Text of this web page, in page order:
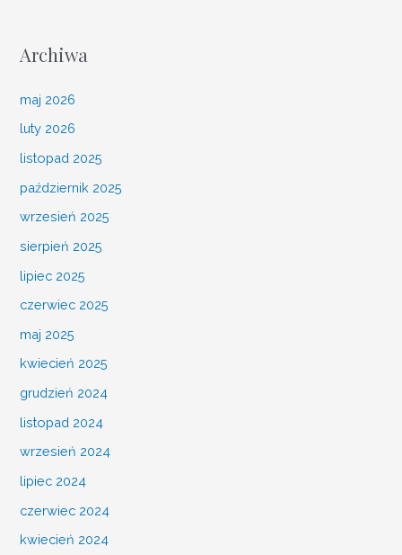
Archiwa
maj 2026
luty 2026
listopad 2025
październik 2025
wrzesień 2025
sierpień 2025
lipiec 2025
czerwiec 2025
maj 2025
kwiecień 2025
grudzień 2024
listopad 2024
wrzesień 2024
lipiec 2024
czerwiec 2024
kwiecień 2024